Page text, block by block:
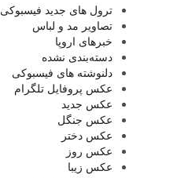
ترول های جدید فیسبوکی
تصاویر مد و لباس
خبرهای اروپا
دسته‌بندی نشده
دلنوشته های فیسبوکی
عکس پروفایل تلگرام
عکس جدید
عکس جنگل
عکس دختر
عکس روز
عکس زیبا